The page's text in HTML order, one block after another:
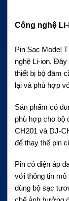
Công nghệ Li-
Pin Sạc Model
nghệ Li-ion. Đây
thiết bị bộ đàm
lại và phù hợp
Sản phẩm có
phù hợp cho bộ
CH201 và DJ-
để thay thế pin
Pin có điện áp
với thông tin mô
dùng bộ sạc